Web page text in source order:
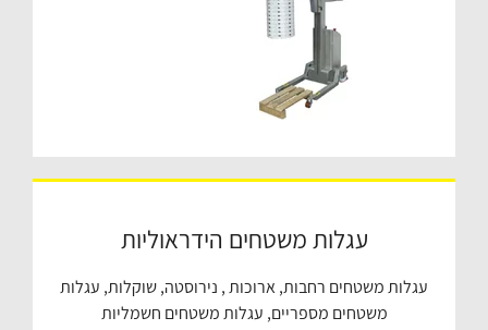
עגלות משטחים הידראוליות
עגלות משטחים רחבות, ארוכות , נירוסטה, שוקלות, עגלות
משטחים מספריים, עגלות משטחים חשמליות